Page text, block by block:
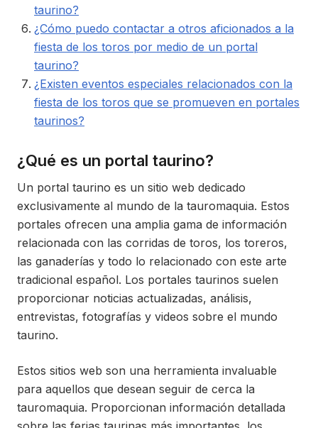
taurino?
¿Cómo puedo contactar a otros aficionados a la
fiesta de los toros por medio de un portal
taurino?
¿Existen eventos especiales relacionados con la
fiesta de los toros que se promueven en portales
taurinos?
¿Qué es un portal taurino?
Un portal taurino es un sitio web dedicado
exclusivamente al mundo de la tauromaquia. Estos
portales ofrecen una amplia gama de información
relacionada con las corridas de toros, los toreros,
las ganaderías y todo lo relacionado con este arte
tradicional español. Los portales taurinos suelen
proporcionar noticias actualizadas, análisis,
entrevistas, fotografías y videos sobre el mundo
taurino.
Estos sitios web son una herramienta invaluable
para aquellos que desean seguir de cerca la
tauromaquia. Proporcionan información detallada